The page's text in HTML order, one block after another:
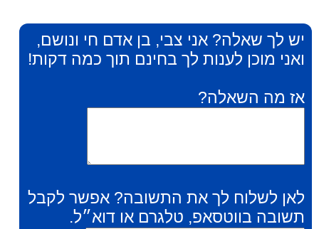
יש לך שאלה? אני צבי, בן אדם חי ונושם,
ואני מוכן לענות לך בחינם תוך כמה דקות!
אז מה השאלה?
לאן לשלוח לך את התשובה? אפשר לקבל
תשובה בווטסאפ, טלגרם או דוא״ל.